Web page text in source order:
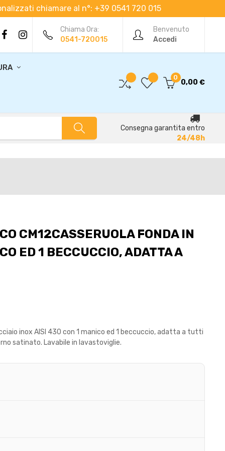
chiamare al n°: +39 0541 720 015
Benvenuto
Accedi
Chiama Ora:
0541-720015
0
0,00 €
Consegna garantita entro
24/48h
CM12CASSERUOLA FONDA IN
ED 1 BECCUCCIO, ADATTA A
acciaio inox AISI 430 con 1 manico ed 1 beccuccio, adatta a tutti
satinato. Lavabile in lavastoviglie.